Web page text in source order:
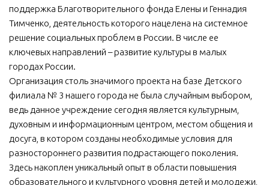
поддержка Благотворительного фонда Елены и Геннадия
Тимченко, деятельность которого нацелена на системное
решение социальных проблем в России. В числе ее
ключевых направлений – развитие культуры в малых
городах России.
Организация столь значимого проекта на базе Детского
филиала № 3 нашего города не была случайным выбором,
ведь данное учреждение сегодня является культурным,
духовным и информационным центром, местом общения и
досуга, в котором созданы необходимые условия для
разностороннего развития подрастающего поколения.
Здесь накоплен уникальный опыт в области повышения
образовательного и культурного уровня детей и молодежи,